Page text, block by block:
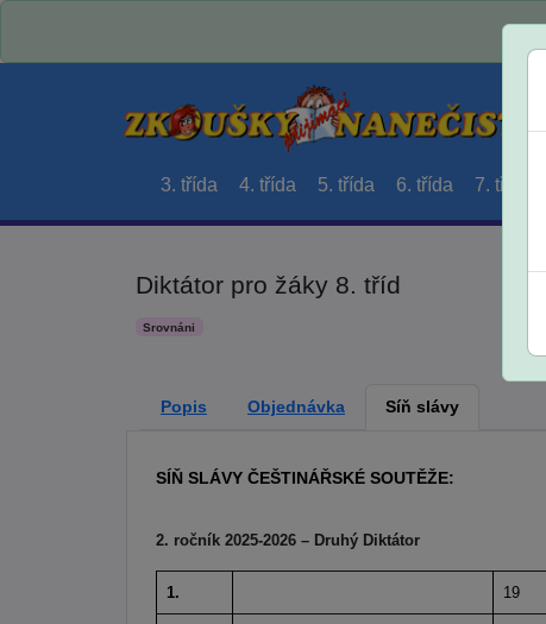
3. třída 4. třída 5. třída 6. třída 7. třída
Diktátor pro žáky 8. tříd
Srovnáni
Popis Objednávka Síň slávy
SÍŇ SLÁVY ČEŠTINÁŘSKÉ SOUTĚŽE:
2. ročník 2025-2026 – Druhý Diktátor
1. 19